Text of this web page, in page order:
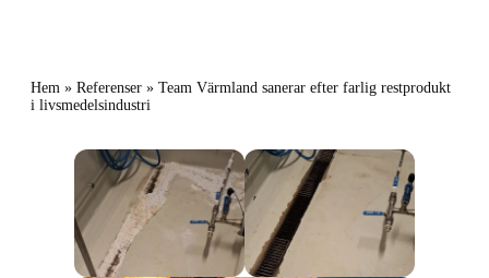
Hem » Referenser » Team Värmland sanerar efter farlig restprodukt
i livsmedelsindustri